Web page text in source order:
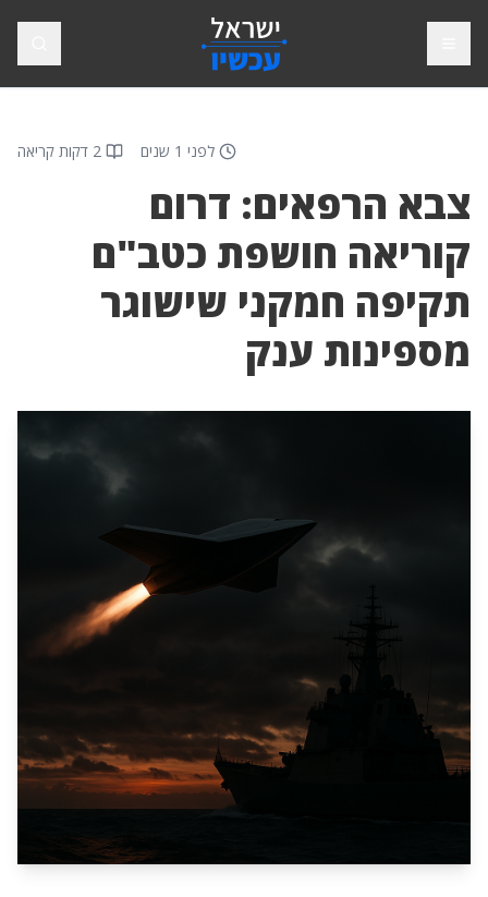
לפני 1 שנים 2 דקות קריאה
צבא הרפאים: דרום
קוריאה חושפת כטב"ם
תקיפה חמקני שישוגר
מספינות ענק